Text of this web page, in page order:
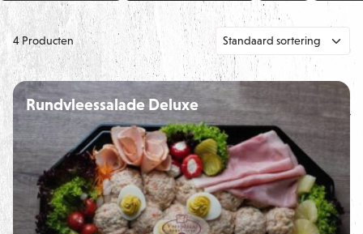
4 Producten
Rundvleessalade Deluxe